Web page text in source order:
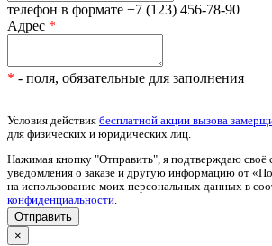
телефон в формате +7 (123) 456-78-90
Адрес *
* - поля, обязательные для заполнения
Условия действия бесплатной акции вызова
для физических и юридических лиц.
Нажимая кнопку "Отправить", я подтверждаю своё
уведомления о заказе и другую информацию от
на использование моих персональных данных в
конфиденциальности
×